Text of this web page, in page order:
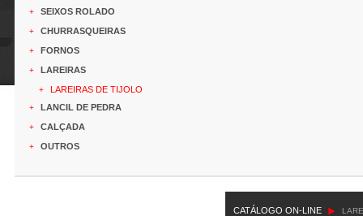
+ SEIXOS ROLADO
+ CHURRASQUEIRAS
+ FORNOS
+ LAREIRAS
+ LAREIRAS DE TIJOLO
+ LANCIL DE PEDRA
+ CALÇADA
+ OUTROS
CATÁLOGO ON-LINE